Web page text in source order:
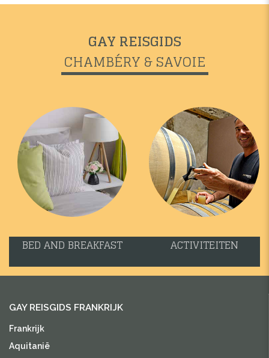
GAY REISGIDS
CHAMBÉRY & SAVOIE
BED AND BREAKFAST ACTIVITEITEN
GAY REISGIDS FRANKRIJK
Frankrijk
Aquitanië